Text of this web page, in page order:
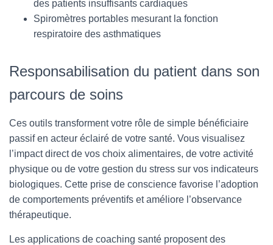
des patients insuffisants cardiaques
Spiromètres portables mesurant la fonction
respiratoire des asthmatiques
Responsabilisation du patient dans son
parcours de soins
Ces outils transforment votre rôle de simple bénéficiaire
passif en acteur éclairé de votre santé. Vous visualisez
l’impact direct de vos choix alimentaires, de votre activité
physique ou de votre gestion du stress sur vos indicateurs
biologiques. Cette prise de conscience favorise l’adoption
de comportements préventifs et améliore l’observance
thérapeutique.
Les applications de coaching santé proposent des